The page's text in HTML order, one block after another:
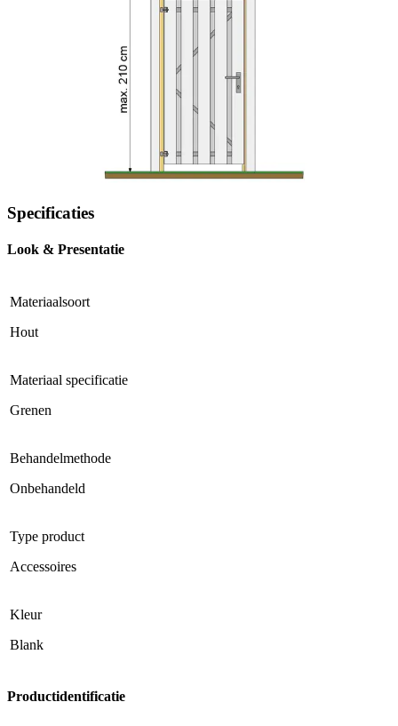
Specificaties
Look & Presentatie
Materiaalsoort
Hout
Materiaal specificatie
Grenen
Behandelmethode
Onbehandeld
Type product
Accessoires
Kleur
Blank
Productidentificatie